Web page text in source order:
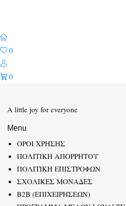
0
0
A little joy for everyone
Menu
ΟΡΟΙ ΧΡΗΣΗΣ
ΠΟΛΙΤΙΚΗ ΑΠΟΡΡΗΤΟΥ
ΠΟΛΙΤΙΚΗ ΕΠΙΣΤΡΟΦΩΝ
ΣΧΟΛΙΚΕΣ ΜΟΝΑΔΕΣ
B2B (ΕΠΙΧΕΙΡΗΣΕΩΝ)